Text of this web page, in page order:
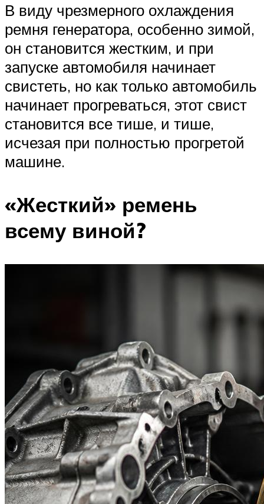
В виду чрезмерного охлаждения
ремня генератора, особенно зимой,
он становится жестким, и при
запуске автомобиля начинает
свистеть, но как только автомобиль
начинает прогреваться, этот свист
становится все тише, и тише,
исчезая при полностью прогретой
машине.
«Жесткий» ремень
всему виной?